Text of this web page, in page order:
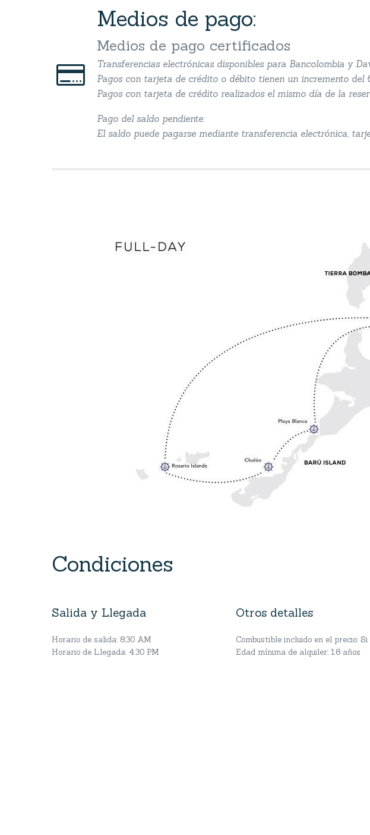


Medios de pago:
Medios de pago certificados
Transferencias electrónicas disponibles para Bancolombia y
Pagos con tarjeta de crédito o débito tienen un incremento del
Pagos con tarjeta de crédito realizados el mismo día de la
Pago del saldo pendiente:
El saldo puede pagarse mediante transferencia electrónica,
Condiciones
Salida y Llegada
Horario de salida: 8:30 AM
Horario de Llegada: 4:30 PM
Otros detalles
Combustible incluido en el precio: Si
Edad mínima de alquiler: 18 años